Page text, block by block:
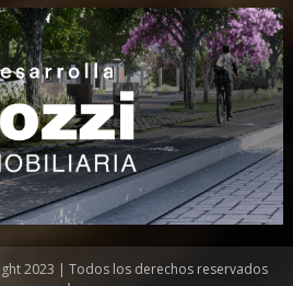
2023 | Todos los derechos reservados